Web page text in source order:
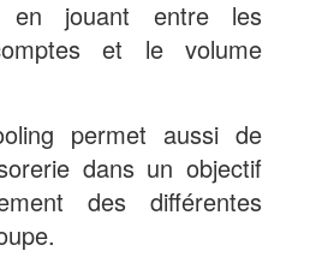
en jouant entre les
et le volume
permet aussi de
dans un objectif
des différentes